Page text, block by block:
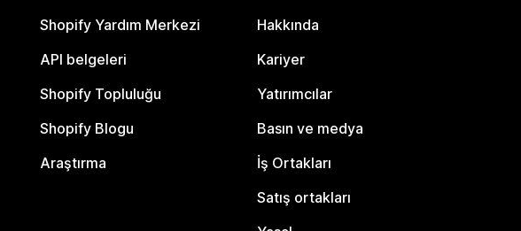
Shopify Yardım Merkezi
API belgeleri
Shopify Topluluğu
Shopify Blogu
Araştırma
Hakkında
Kariyer
Yatırımcılar
Basın ve medya
İş Ortakları
Satış ortakları